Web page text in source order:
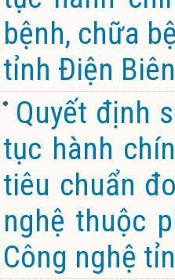
bệnh, chữa
tỉnh Điện Biên
Quyết định
tục hành
tiêu chuẩn
nghệ thuộc
Công nghệ